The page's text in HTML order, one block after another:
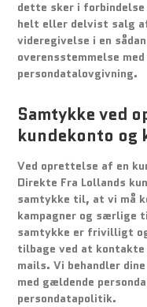
dette sker i
helt eller delvist salg
videregivelse i en
overensstemmelse
persondatalovgivning.
Samtykke ved
kundekonto og
Ved oprettelse af en
Direkte Fra Lollands
samtykke til, at vi må
kampagner og særlige
samtykke er frivilligt
tilbage ved at
mails. Vi behandler
med gældende
persondatapolitik.